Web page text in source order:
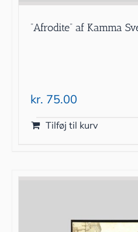
”Afrodite” af Kamma
kr. 75.00
Tilføj til kurv